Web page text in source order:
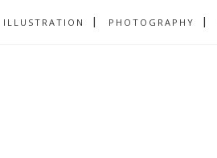
ILLUSTRATION PHOTOGRAPHY